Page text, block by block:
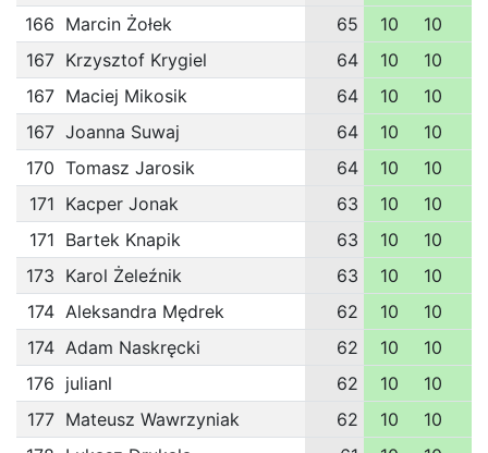
166 Marcin Żołek 65 10 10
167 Krzysztof Krygiel 64 10 10
167 Maciej Mikosik 64 10 10
167 Joanna Suwaj 64 10 10
170 Tomasz Jarosik 64 10 10
171 Kacper Jonak 63 10 10
171 Bartek Knapik 63 10 10
173 Karol Żeleźnik 63 10 10
174 Aleksandra Mędrek 62 10 10
174 Adam Naskręcki 62 10 10
176 julianl 62 10 10
177 Mateusz Wawrzyniak 62 10 10